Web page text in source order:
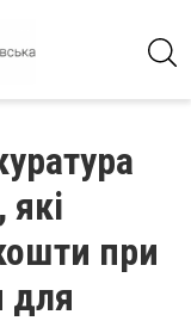
при
для